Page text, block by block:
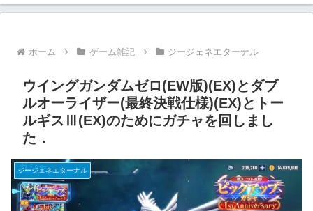
ホーム ゲーム雑記 ジージェネエターナル
ウイングガンダムゼロ(EW版)(EX)とダブ
ルオーライザー(最終決戦仕様)(EX)とトー
ルギスⅢ(EX)のためにガチャを回しまし
た．
ジージェネエターナル